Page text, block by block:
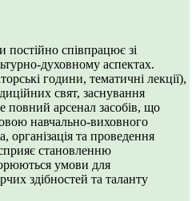
співпрацює зі
духовному аспектах.
години, тематичні лекції),
свят, заснування
повний арсенал засобів, що
навчально-виховного
організація та проведення
становленню
умови для
здібностей та таланту